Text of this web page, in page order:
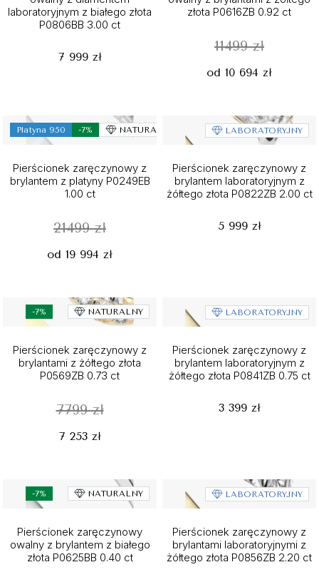
laboratoryjnym z białego złota
P0806BB 3.00 ct
7 999 zł
złota P0616ZB 0.92 ct
11499 zł
od 10 694 zł
Platyna 950 -7% NATURALNY
Pierścionek zaręczynowy z
brylantem z platyny P0249EB
1.00 ct
21499 zł
od 19 994 zł
LABORATORYJNY
Pierścionek zaręczynowy z
brylantem laboratoryjnym z
żółtego złota P0822ZB 2.00 ct
5 999 zł
-7% NATURALNY
Pierścionek zaręczynowy z
brylantami z żółtego złota
P0569ZB 0.73 ct
7799 zł
7 253 zł
LABORATORYJNY
Pierścionek zaręczynowy z
brylantem laboratoryjnym z
żółtego złota P0841ZB 0.75 ct
3 399 zł
-7% NATURALNY
Pierścionek zaręczynowy
owalny z brylantem z białego
złota P0625BB 0.40 ct
LABORATORYJNY
Pierścionek zaręczynowy z
brylantami laboratoryjnymi z
żółtego złota P0856ZB 2.20 ct